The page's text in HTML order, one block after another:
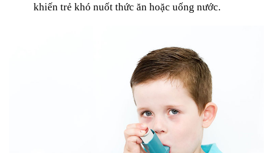
khiến trẻ khó nuốt thức ăn hoặc uống nước.